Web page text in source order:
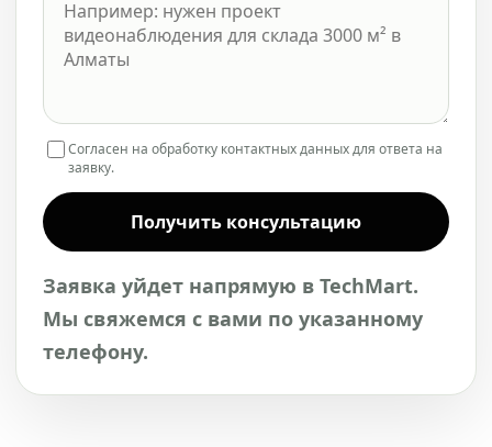
Согласен на обработку контактных данных для ответа на
заявку.
Получить консультацию
Заявка уйдет напрямую в TechMart.
Мы свяжемся с вами по указанному
телефону.